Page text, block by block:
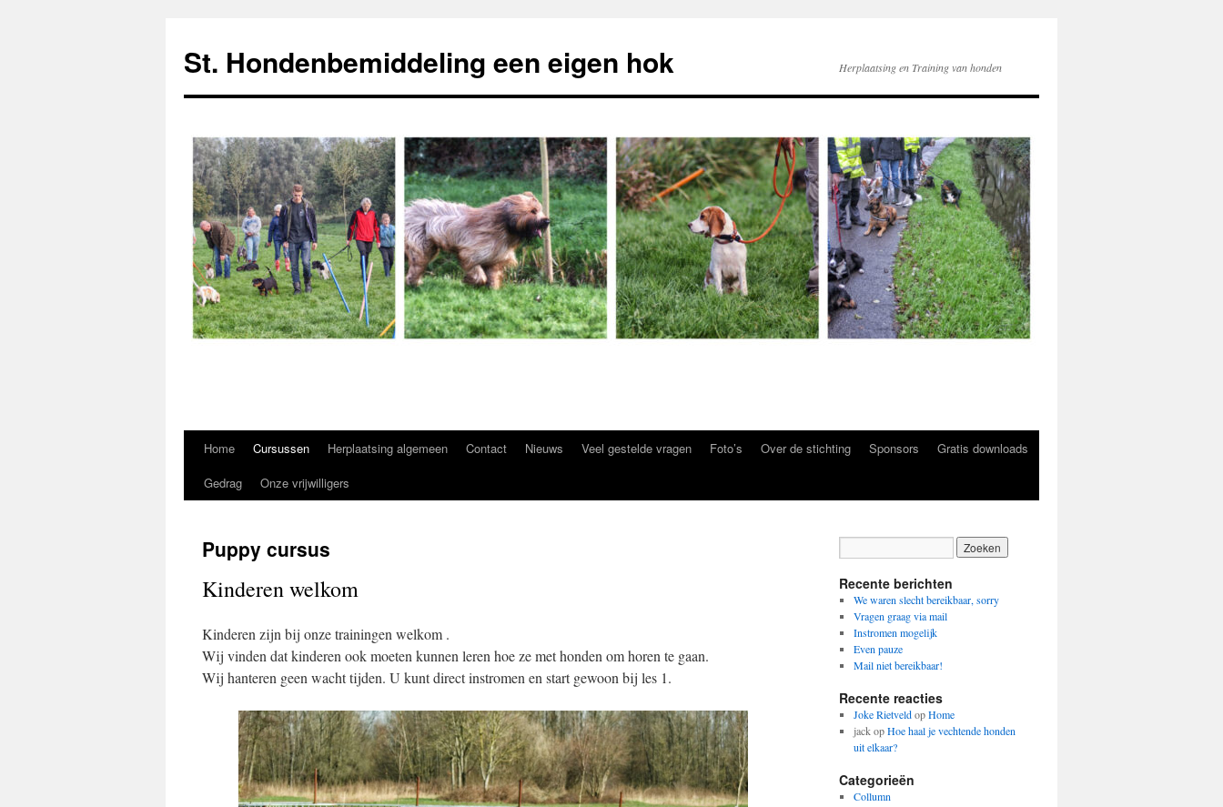
de
inhoud
St. Hondenbemiddeling een eigen hok Herplaatsing en Training van honden
Home Cursussen Herplaatsing algemeen Contact Nieuws Veel gestelde vragen Foto’s Over de stichting Sponsors
Gratis downloads
Gedrag
Onze vrijwilligers
Puppy cursus
Kinderen welkom
Kinderen zijn bij onze trainingen welkom .
Wij vinden dat kinderen ook moeten kunnen leren hoe ze met honden om horen te gaan.
Wij hanteren geen wacht tijden. U kunt direct instromen en start gewoon bij les 1.
Recente berichten
We waren slecht bereikbaar, sorry
Vragen graag via mail
Instromen mogelijk
Even pauze
Mail niet bereikbaar!
Recente reacties
Joke RietveldopHome
jackopHoe haal je vechtende honden
uit elkaar?
Categorieën
Collumn